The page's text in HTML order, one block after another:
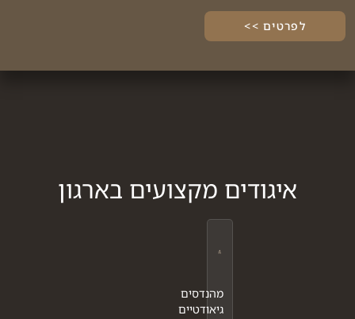
לפרטים >>
איגודים מקצועים בארגון
מהנדסים
גיאודטיים